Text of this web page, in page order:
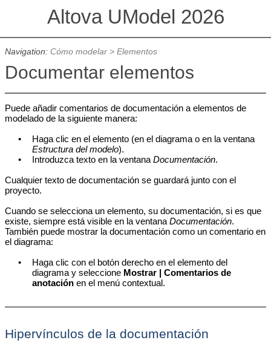
Altova UModel 2026
Navigation: Cómo modelar> Elementos
Documentar elementos
Puede añadir comentarios de documentación a elementos de
modelado de la siguiente manera:
•
Haga clic en el elemento (en el diagrama o en la ventana
Estructura del modelo).
•
Introduzca texto en la ventanaDocumentación.
Cualquier texto de documentación se guardará junto con el
proyecto.
Cuando se selecciona un elemento, su documentación, si es que
existe, siempre está visible en la ventana Documentación.
También puede mostrar la documentación como un comentario en
el diagrama:
•
Haga clic con el botón derecho en el elemento del
diagrama y seleccione Mostrar | Comentarios de
anotación en el menú contextual.
Hipervínculos de la documentación